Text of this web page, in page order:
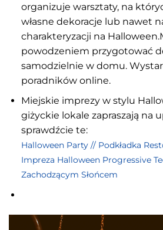
organizuje warsztaty, na
własne dekoracje lub nawet
charakteryzacji na
powodzeniem przygotować
samodzielnie w domu.
poradników online.
Miejskie imprezy w stylu
giżyckie lokale zapraszają na
sprawdźcie te:
Halloween Party // Podkładka
Impreza Halloween Progressive
Zachodzącym Słońcem